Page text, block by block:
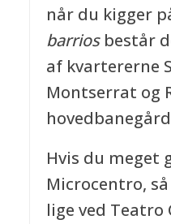
når du kigger
barriosbestår
af kvartererne
Montserrat og
Hvis du meget
Microcentro,
lige ved Teatro